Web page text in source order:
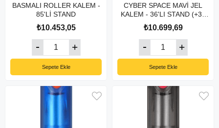
BASMALI ROLLER KALEM -
85'Lİ STAND
₺10.453,05
Sepete Ekle
CYBER SPACE MAVİ JEL
KALEM - 36'LI STAND (+36
EKSTRA)
₺10.699,69
Sepete Ekle